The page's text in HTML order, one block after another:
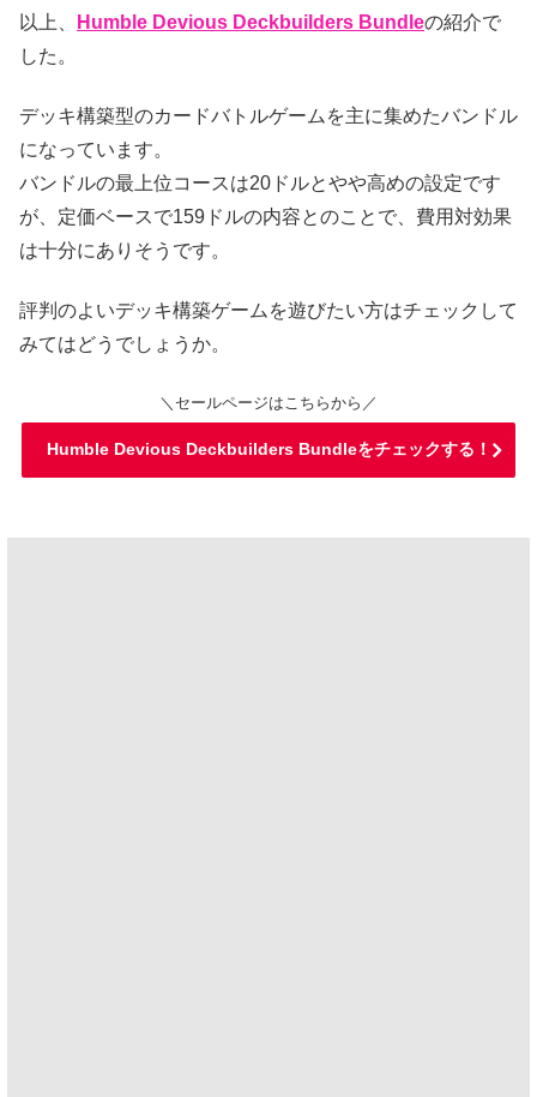
以上、 Humble Devious Deckbuilders Bundleの紹介で
した。
デッキ構築型のカードバトルゲームを主に集めたバンドル
になっています。
バンドルの最上位コースは20ドルとやや高めの設定です
が、定価ベースで159ドルの内容とのことで、費用対効果
は十分にありそうです。
評判のよいデッキ構築ゲームを遊びたい方はチェックして
みてはどうでしょうか。
＼セールページはこちらから／
Humble Devious Deckbuilders Bundleをチェックする！